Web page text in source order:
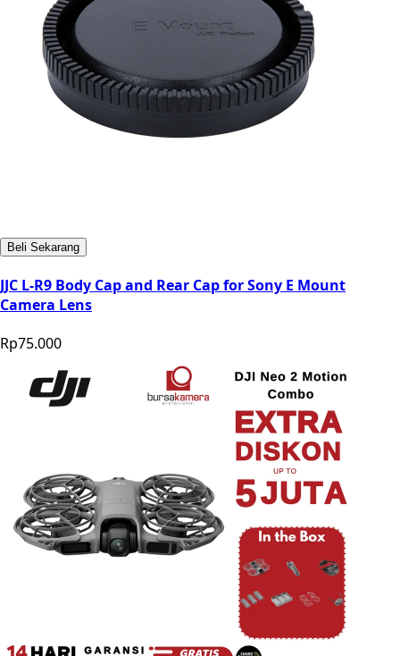
Beli Sekarang
JJC L-R9 Body Cap and Rear Cap for Sony E Mount
Camera Lens
Rp75.000